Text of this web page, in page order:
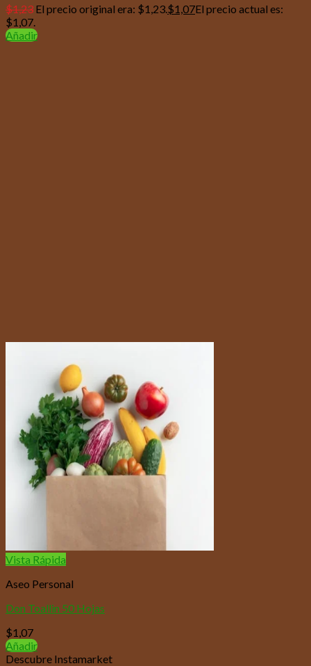
$1,23 El precio original era: $1,23.$1,07El precio actual es:
$1,07.
Añadir
Vista Rápida
Aseo Personal
Don Toallin 50 Hojas
$1,07
Añadir
Descubre Instamarket